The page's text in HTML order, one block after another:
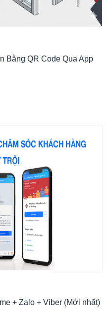
Bằng QR Code Qua App
+ Zalo + Viber (Mới nhất)